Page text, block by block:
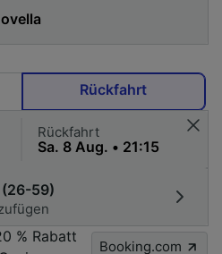
Rückfahrt
Rückfahrt
(26-59)
% Rabatt
Booking.com